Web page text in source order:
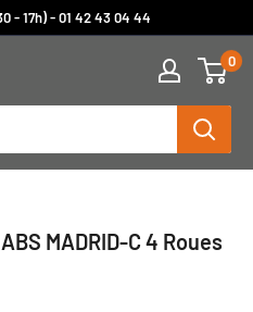
- 17h) - 01 42 43 04 44
0
MADRID-C 4 Roues